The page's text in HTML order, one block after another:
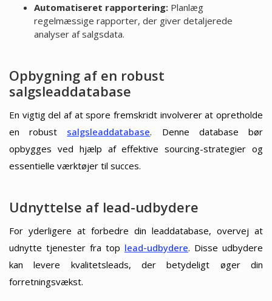
Automatiseret rapportering:Planlæg
regelmæssige rapporter, der giver detaljerede
analyser af salgsdata.
Opbygning af en robust
salgsleaddatabase
En vigtig del af at spore fremskridt involverer at opretholde
en robust salgsleaddatabase. Denne database bør
opbygges ved hjælp af effektive sourcing-strategier og
essentielle værktøjer til succes.
Udnyttelse af lead-udbydere
For yderligere at forbedre din leaddatabase, overvej at
udnytte tjenester fra top lead-udbydere. Disse udbydere
kan levere kvalitetsleads, der betydeligt øger din
forretningsvækst.